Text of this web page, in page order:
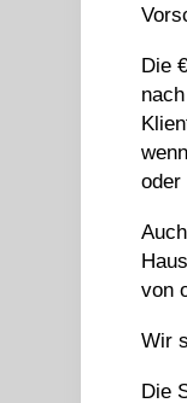
Die
von
Wir
Die